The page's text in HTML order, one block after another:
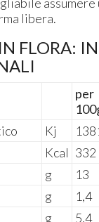
libera.
FLORA:
per
Kj
Kcal 332
g 13
g 1,4
g 5,4